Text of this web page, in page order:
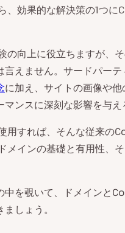
、効果的な解決策の1つに
の向上に役立ちますが、
言えません。サードパー
に加え、サイトの画像や
ンスに深刻な影響を与え
用すれば、そんな従来の
メインの基礎と有用性、
中を覗いて、ドメインと
しょう。